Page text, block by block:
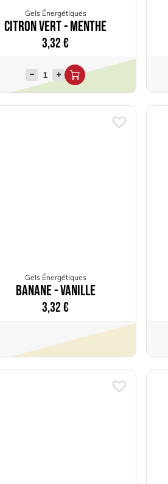
Gels Énergétiques
Citron Vert - Menthe
3,32€
Gels Énergétiques
Banane - Vanille
3,32€